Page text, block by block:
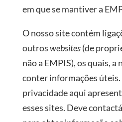
em que se mantiver a
O nosso site contém
outroswebsites(de
não a EMPIS), os quais, a
conter informações
privacidade aqui
esses sites. Deve